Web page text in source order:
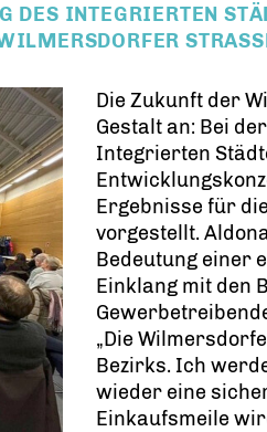
DES INTEGRIERTEN
Die Zukunft der
Gestalt an: Bei
Integrierten
Ergebnisse für
vorgestellt.
Bedeutung einer
Einklang mit den
Die
Bezirks. Ich
wieder eine
Einkaufsmeile